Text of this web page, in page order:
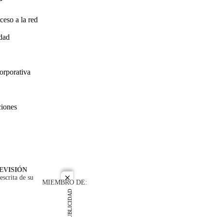
close
PUBLICIDAD
a la red
de su
MIEMBRO DE: